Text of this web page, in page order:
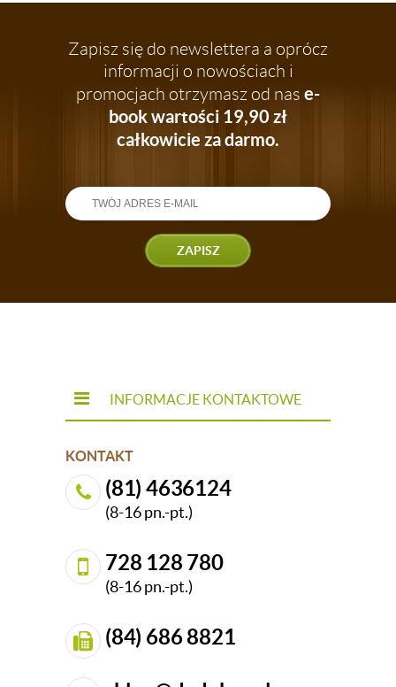
Zapisz się do newslettera a oprócz
informacji o nowościach i
promocjach otrzymasz od nas e-
book wartości 19,90 zł
całkowicie za darmo.
ZAPISZ
INFORMACJE KONTAKTOWE
KONTAKT
(81) 4636124
(8-16 pn.-pt.)
728 128 780
(8-16 pn.-pt.)
(84) 686 8821